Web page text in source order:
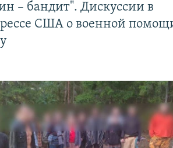
– бандит". Дискуссии в
США о военной